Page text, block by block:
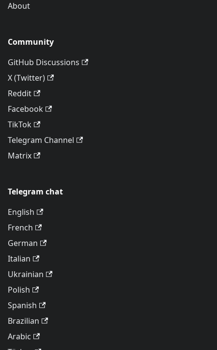
About
Community
GitHub Discussions
X (Twitter)
Reddit
Facebook
TikTok
Telegram Channel
Matrix
Telegram chat
English
French
German
Italian
Ukrainian
Polish
Spanish
Brazilian
Arabic